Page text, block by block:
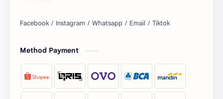
Facebook Instagram Whatsapp Email Tiktok
Method Payment